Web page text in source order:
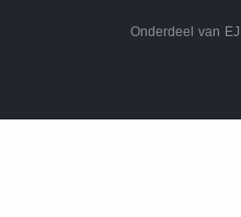
Onderdeel van